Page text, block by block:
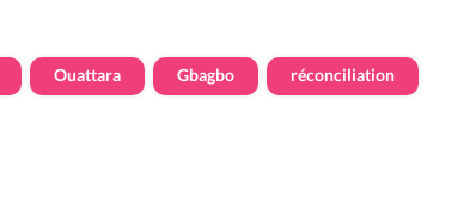
Ouattara Gbagbo réconciliation